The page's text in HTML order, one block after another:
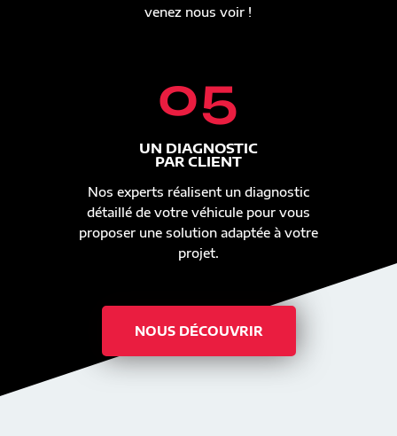
venez nous voir !
05
UN DIAGNOSTIC
PAR CLIENT
Nos experts réalisent un diagnostic
détaillé de votre véhicule pour vous
proposer une solution adaptée à votre
projet.
NOUS DÉCOUVRIR